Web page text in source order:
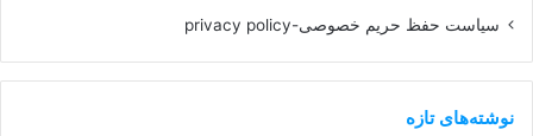
سیاست حفظ حریم خصوصی-privacy policy
نوشته‌های تازه